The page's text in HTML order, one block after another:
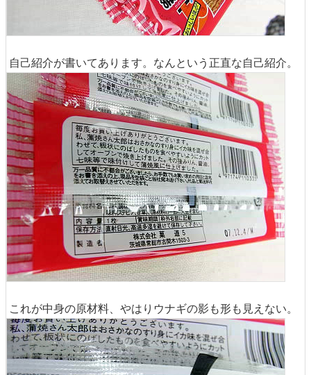
自己紹介が書いてあります。なんという正直な自己紹介。
これが中身の原材料、やはりウナギの影も形も見えない。